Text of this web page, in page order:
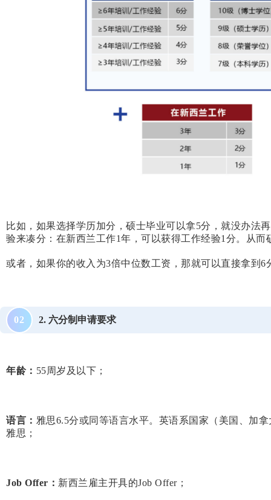
比如，如果选择学历加分，硕士毕业可以拿5分，就没办法
验来凑分：在新西兰工作1年，可以获得工作经验1分。从
或者，如果你的收入为3倍中位数工资，那就可以直接拿到
02 2. 六分制申请要求
年龄： 55周岁及以下；
语言： 雅思6.5分或同等语言水平。英语系国家（美国、加
雅思；
Job Offer： 新西兰雇主开具的Job Offer；